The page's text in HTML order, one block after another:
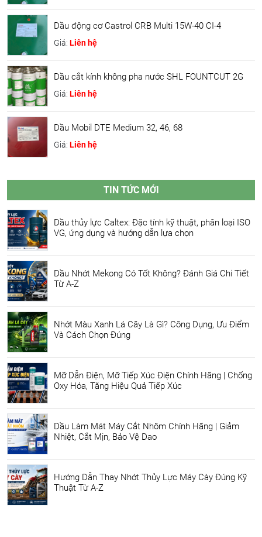
Dầu động cơ Castrol CRB Multi 15W-40 CI-4
Giá: Liên hệ
Dầu cắt kính không pha nước SHL FOUNTCUT 2G
Giá: Liên hệ
Dầu Mobil DTE Medium 32, 46, 68
Giá: Liên hệ
TIN TỨC MỚI
Dầu thủy lực Caltex: Đặc tính kỹ thuật, phân loại ISO
VG, ứng dụng và hướng dẫn lựa chọn
Dầu Nhớt Mekong Có Tốt Không? Đánh Giá Chi Tiết
Từ A-Z
Nhớt Màu Xanh Lá Cây Là Gì? Công Dụng, Ưu Điểm
Và Cách Chọn Đúng
Mỡ Dẫn Điện, Mỡ Tiếp Xúc Điện Chính Hãng | Chống
Oxy Hóa, Tăng Hiệu Quả Tiếp Xúc
Dầu Làm Mát Máy Cắt Nhôm Chính Hãng | Giảm
Nhiệt, Cắt Mịn, Bảo Vệ Dao
Hướng Dẫn Thay Nhớt Thủy Lực Máy Cày Đúng Kỹ
Thuật Từ A-Z